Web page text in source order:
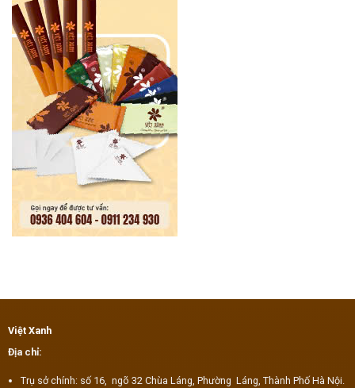
Việt Xanh
Địa chỉ:
Trụ sở chính: số 16, ngõ 32 Chùa Láng, Phường Láng, Thành Phố Hà Nội.